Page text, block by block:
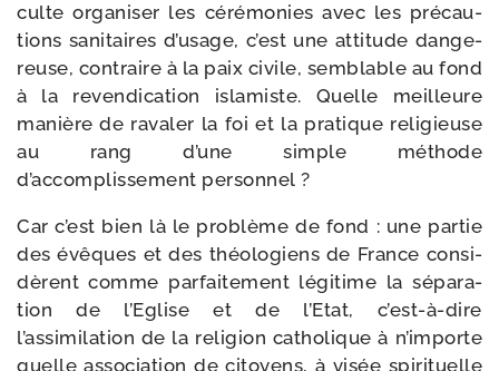
culte orga­ni­ser les céré­mo­nies avec les pré­cau­
tions sani­taires d’usage, c’est une atti­tude dan­ge­
reuse, contraire à la paix civile, sem­blable au fond
à la reven­di­ca­tion isla­miste. Quelle meilleure
manière de rava­ler la foi et la pra­tique reli­gieuse
au rang d’une simple méthode
d’accomplissement personnel ?
Car c’est bien là le pro­blème de fond : une par­tie
des évêques et des théo­lo­giens de France consi­
dèrent comme par­fai­te­ment légi­time la sépa­ra­
tion de l’Eglise et de l’Etat, c’est-à-dire
l’assimilation de la reli­gion catho­lique à n’importe
quelle asso­cia­tion de citoyens, à visée spi­ri­tuelle